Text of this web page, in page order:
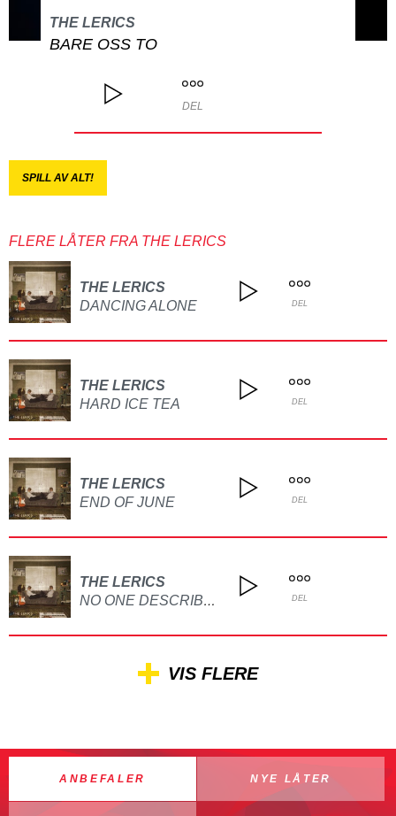
THE LERICS
BARE OSS TO
DEL
SPILL AV ALT!
FLERE LÅTER FRA THE LERICS
THE LERICS
DANCING ALONE
DEL
THE LERICS
HARD ICE TEA
DEL
THE LERICS
END OF JUNE
DEL
THE LERICS
NO ONE DESCRIBES ME THE WAY YOU USED TO DO DEL
VIS FLERE
ANBEFALER NYE LÅTER